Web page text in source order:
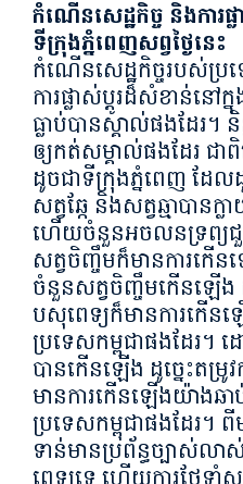
កំណើនសេដ្ឋកិច្ច និងការផ្
ទីក្រុងភ្នំពេញសព្វថ្ងៃនេះ
កំណើនសេដ្ឋកិច្ចរបស់ប្រ
ការផ្លាស់ប្តូរដ៏សំខាន់នៅ
ធ្លាប់បានស្គាល់ផងដែរ។ និ
ឲ្យកត់សម្គាល់ផងដែរ ជ
ដូចជាទីក្រុងភ្នំពេញ ដែ
សត្វឆ្កែ និងសត្វឆ្មាបាន
ហើយចំនួនអចលនទ្រព្យជួ
សត្វចិញ្ចឹមក៏មានការកើ
ចំនួនសត្វចិញ្ចឹមកើនឡើង ដូ
បសុពេទ្យក៏មានការកើន
ប្រទេសកម្ពុជាផងដែរ។
បានកើនឡើង ដូច្នេះតម្រូ
មានការកើនឡើងយ៉ាងឆ
ប្រទេសកម្ពុជាផងដែរ។
ទាន់មានប្រព័ន្ធច្បាស់ល
ពេទ្យទេ ហើយការថែទាំ